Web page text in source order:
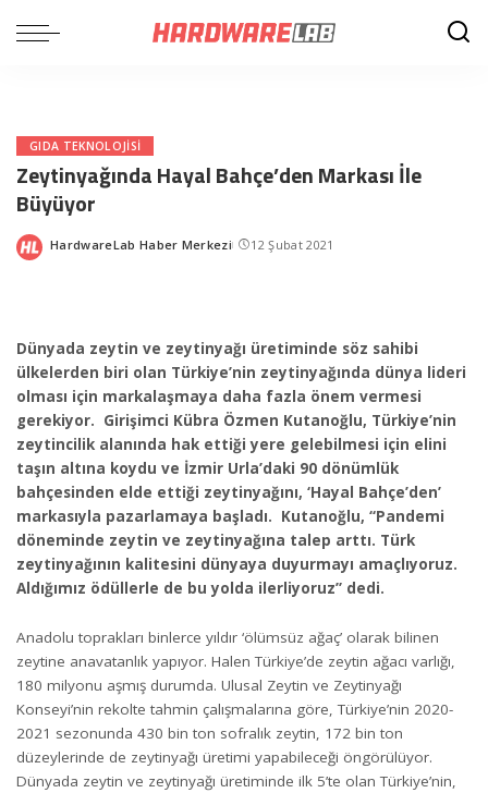
GIDA TEKNOLOJISI
Zeytinyağında Hayal Bahçe’den Markası İle
Büyüyor
Posted
HardwareLab Haber Merkezi 12 Şubat 2021
Dünyada zeytin ve zeytinyağı üretiminde söz sahibi
ülkelerden biri olan Türkiye’nin zeytinyağında dünya lideri
olması için markalaşmaya daha fazla önem vermesi
gerekiyor. Girişimci Kübra Özmen Kutanoğlu, Türkiye’nin
zeytincilik alanında hak ettiği yere gelebilmesi için elini
taşın altına koydu ve İzmir Urla’daki 90 dönümlük
bahçesinden elde ettiği zeytinyağını, ‘Hayal Bahçe’den’
markasıyla pazarlamaya başladı. Kutanoğlu, “Pandemi
döneminde zeytin ve zeytinyağına talep arttı. Türk
zeytinyağının kalitesini dünyaya duyurmayı amaçlıyoruz.
Aldığımız ödüllerle de bu yolda ilerliyoruz” dedi.
Anadolu toprakları binlerce yıldır ‘ölümsüz ağaç’ olarak bilinen
zeytine anavatanlık yapıyor. Halen Türkiye’de zeytin ağacı varlığı,
180 milyonu aşmış durumda. Ulusal Zeytin ve Zeytinyağı
Konseyi’nin rekolte tahmin çalışmalarına göre, Türkiye’nin 2020-
2021 sezonunda 430 bin ton sofralık zeytin, 172 bin ton
düzeylerinde de zeytinyağı üretimi yapabileceği öngörülüyor.
Dünyada zeytin ve zeytinyağı üretiminde ilk 5’te olan Türkiye’nin,